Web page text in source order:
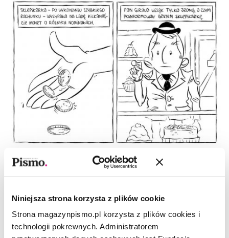
Niniejsza strona korzysta z plików cookie
Strona magazynpismo.pl korzysta z plików cookies i
technologii pokrewnych. Administratorem